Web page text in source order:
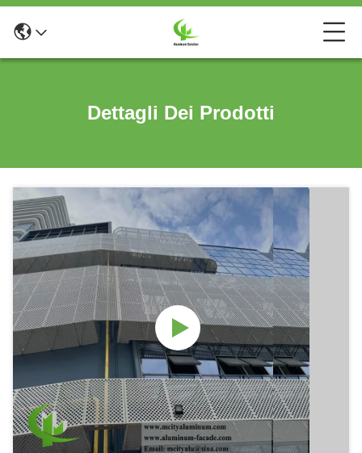
Dettagli Dei Prodotti